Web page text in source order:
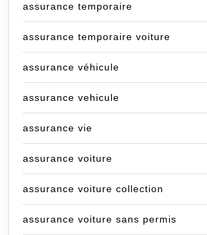
assurance temporaire
assurance temporaire voiture
assurance véhicule
assurance vehicule
assurance vie
assurance voiture
assurance voiture collection
assurance voiture sans permis